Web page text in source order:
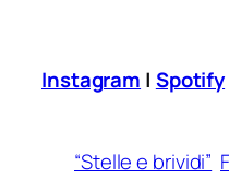
Instagram | Spotify
“Stelle e brividi”